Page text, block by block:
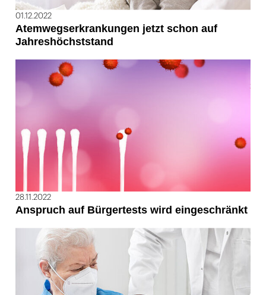
01.12.2022
Atemwegserkrankungen jetzt schon auf
Jahreshöchststand
28.11.2022
Anspruch auf Bürgertests wird eingeschränkt